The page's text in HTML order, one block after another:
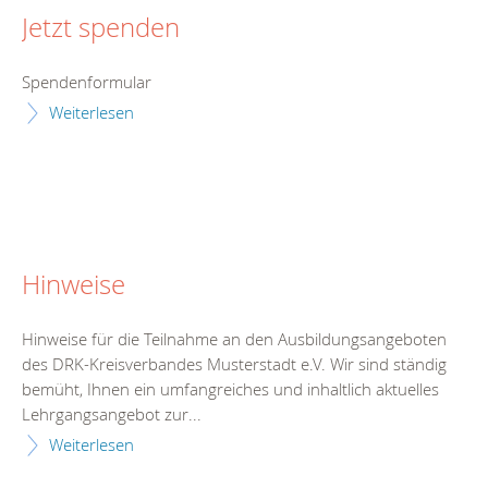
Jetzt spenden
Spendenformular
Weiterlesen
Hinweise
Hinweise für die Teilnahme an den Ausbildungsangeboten
des DRK-Kreisverbandes Musterstadt e.V. Wir sind ständig
bemüht, Ihnen ein umfangreiches und inhaltlich aktuelles
Lehrgangsangebot zur...
Weiterlesen